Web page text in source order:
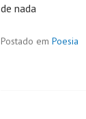
de nada
Postado em Poesia